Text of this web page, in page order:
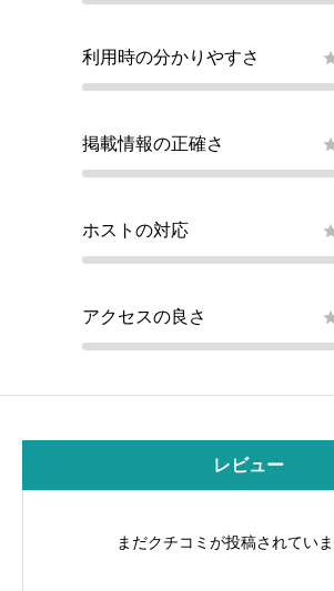
利用時の分かりやすさ
掲載情報の正確さ
ホストの対応
アクセスの良さ
レビュー
まだクチコミが投稿されていま